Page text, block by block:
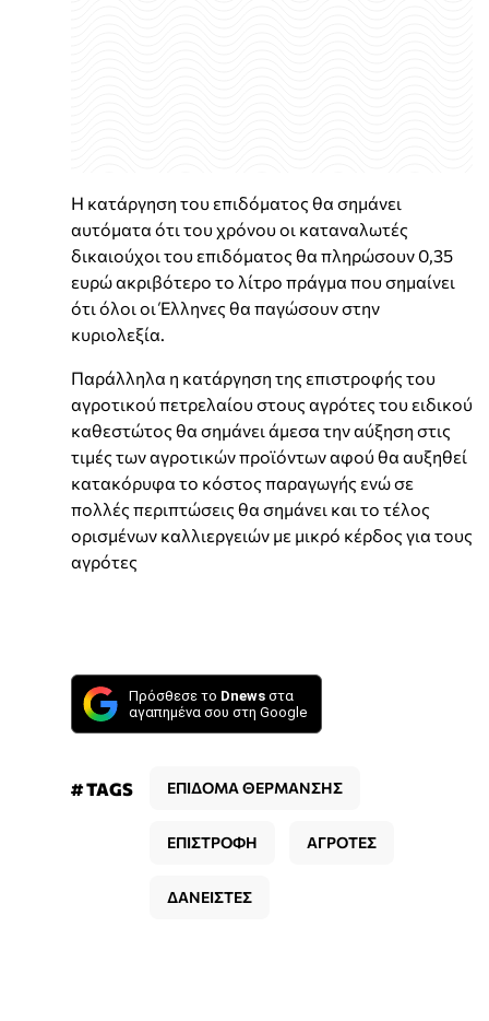
Η κατάργηση του επιδόματος θα σημάνει
αυτόματα ότι του χρόνου οι καταναλωτές
δικαιούχοι του επιδόματος θα πληρώσουν 0,35
ευρώ ακριβότερο το λίτρο πράγμα που σημαίνει
ότι όλοι οι Έλληνες θα παγώσουν στην
κυριολεξία.
Παράλληλα η κατάργηση της επιστροφής του
αγροτικού πετρελαίου στους αγρότες του ειδικού
καθεστώτος θα σημάνει άμεσα την αύξηση στις
τιμές των αγροτικών προϊόντων αφού θα αυξηθεί
κατακόρυφα το κόστος παραγωγής ενώ σε
πολλές περιπτώσεις θα σημάνει και το τέλος
ορισμένων καλλιεργειών με μικρό κέρδος για τους
αγρότες
Πρόσθεσε το Dnews στα
αγαπημένα σου στη Google
# TAGS ΕΠΙΔΟΜΑ ΘΕΡΜΑΝΣΗΣ
ΕΠΙΣΤΡΟΦΗ ΑΓΡΟΤΕΣ
ΔΑΝΕΙΣΤΕΣ